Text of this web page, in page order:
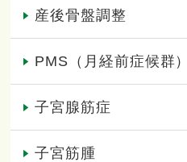
産後骨盤調整
PMS（月経前症候群）
子宮腺筋症
子宮筋腫